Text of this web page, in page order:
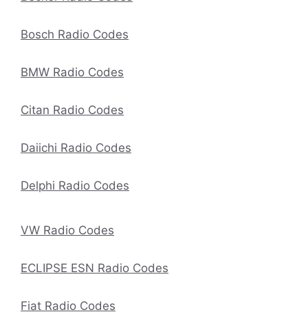
Bosch Radio Codes
BMW Radio Codes
Citan Radio Codes
Daiichi Radio Codes
Delphi Radio Codes
VW Radio Codes
ECLIPSE ESN Radio Codes
Fiat Radio Codes